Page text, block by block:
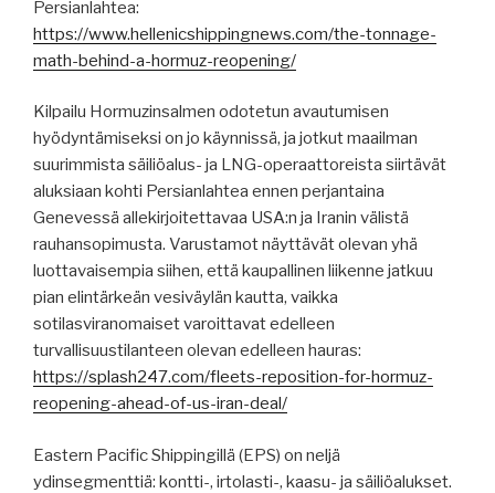
Persianlahtea:
https://www.hellenicshippingnews.com/the-tonnage-
math-behind-a-hormuz-reopening/
Kilpailu Hormuzinsalmen odotetun avautumisen
hyödyntämiseksi on jo käynnissä, ja jotkut maailman
suurimmista säiliöalus- ja LNG-operaattoreista siirtävät
aluksiaan kohti Persianlahtea ennen perjantaina
Genevessä allekirjoitettavaa USA:n ja Iranin välistä
rauhansopimusta. Varustamot näyttävät olevan yhä
luottavaisempia siihen, että kaupallinen liikenne jatkuu
pian elintärkeän vesiväylän kautta, vaikka
sotilasviranomaiset varoittavat edelleen
turvallisuustilanteen olevan edelleen hauras:
https://splash247.com/fleets-reposition-for-hormuz-
reopening-ahead-of-us-iran-deal/
Eastern Pacific Shippingillä (EPS) on neljä
ydinsegmenttiä: kontti-, irtolasti-, kaasu- ja säiliöalukset.